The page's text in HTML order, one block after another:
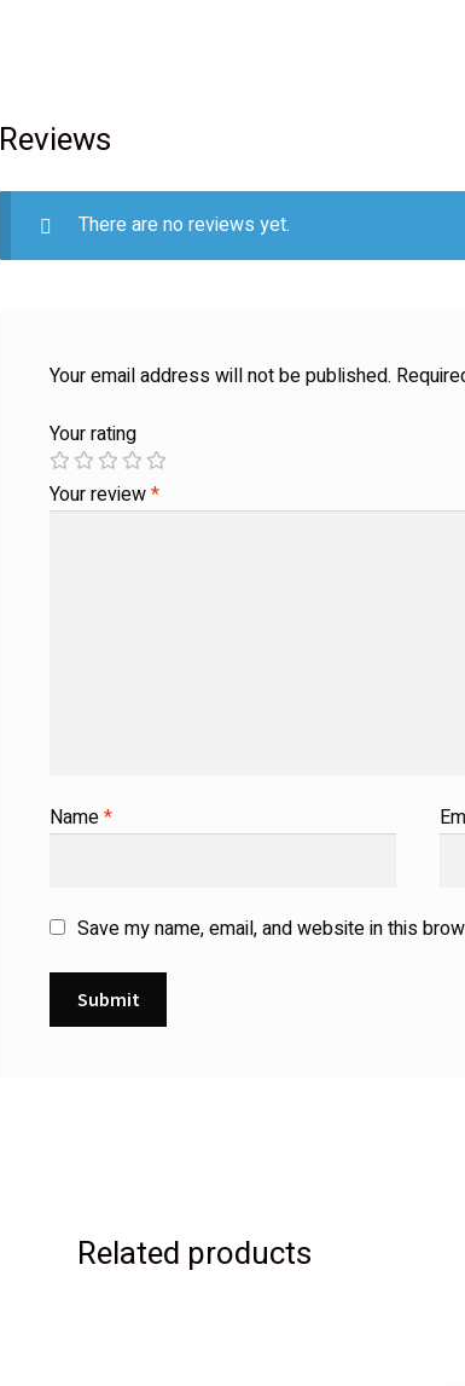
Reviews
There are no reviews yet.
Your email address will not be published.
Your rating
Your review*
Name*
Save my name, email, and website in this
Related products